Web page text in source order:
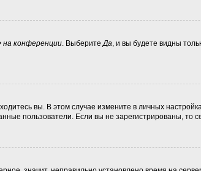
конференции. ВыберитеДа, и вы будете видны
вы. В этом случае измените в личных
пользователи. Если вы не зарегистрированы, то